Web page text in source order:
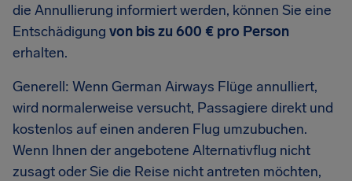
die Annullierung informiert werden, können Sie eine
Entschädigung von bis zu 600 € pro Person
erhalten.
Generell: Wenn German Airways Flüge annulliert,
wird normalerweise versucht, Passagiere direkt und
kostenlos auf einen anderen Flug umzubuchen.
Wenn Ihnen der angebotene Alternativflug nicht
zusagt oder Sie die Reise nicht antreten möchten,